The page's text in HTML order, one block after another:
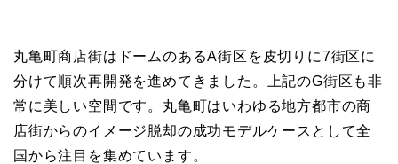
丸亀町商店街はドームのあるA街区を皮切りに7街区に
分けて順次再開発を進めてきました。上記のG街区も非
常に美しい空間です。丸亀町はいわゆる地方都市の商
店街からのイメージ脱却の成功モデルケースとして全
国から注目を集めています。